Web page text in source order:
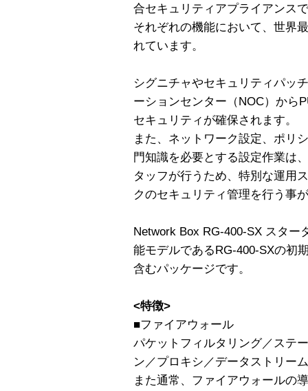
合セキュリティアプライアンス
それぞれの機能において、世界
れています。
シグニチャやセキュリティパッ
ーションセンター（NOC）から
セキュリティが確保されます。
また、ネットワーク設定、ポリ
門知識を必要とする設定作業は
タッフが行うため、特別な運用
クのセキュリティ管理を行う事
Network Box RG-400-SX スター
能モデルであるRG-400-SXの初
含むパッケージです。
<特徴>
■ファイアウォール
パケットフィルタリング／ステ
ン／プロキシ／データストリー
また通常、ファイアウォールの